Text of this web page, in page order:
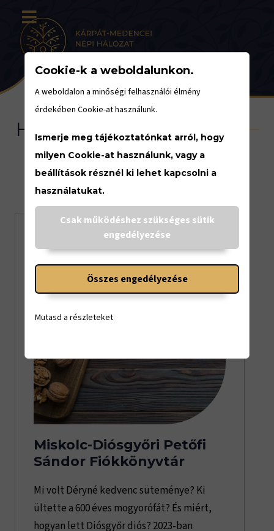
Helyszínek
KÉREM VÁLASSZON
Miskolc-Diósgyőri Petőfi
Sándor Fiókkönyvtár
Mi volt Déryné kedvenc süteménye? Ki
ültette a 600 éves mogyorófát? És miért,
hogyan lett Diósgyőr diós? 2023-ban
Cookie-k a weboldalunkon.
A weboldalon a minőségi felhasználói élmény
érdekében Cookie-at használunk.
Ismerje meg tájékoztatónkat arról, hogy
milyen Cookie-at használunk, vagy a
beállítások résznél ki lehet kapcsolni a
használatukat.
Csak működéshez szükséges sütik
engedélyezése
Összes engedélyezése
Mutasd a részleteket